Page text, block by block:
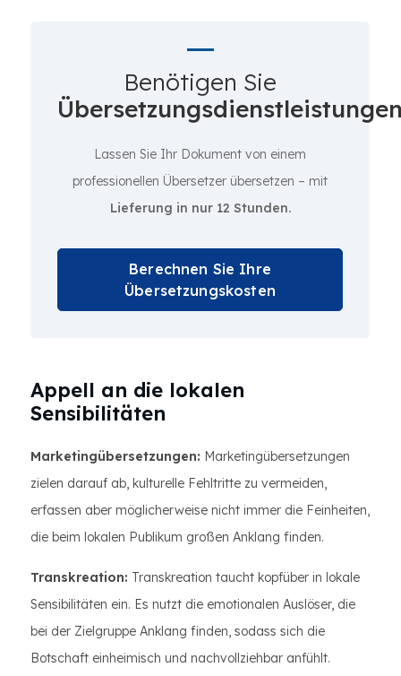
Benötigen Sie
Lassen Sie Ihr Dokument von einem
professionellen Übersetzer übersetzen – mit
Lieferung in nur 12 Stunden.
Berechnen Sie Ihre
Übersetzungskosten
Appell an die lokalen
Sensibilitäten
Marketingübersetzungen: Marketingübersetzungen
zielen darauf ab, kulturelle Fehltritte zu vermeiden,
erfassen aber möglicherweise nicht immer die Feinheiten,
die beim lokalen Publikum großen Anklang finden.
Transkreation: Transkreation taucht kopfüber in lokale
Sensibilitäten ein. Es nutzt die emotionalen Auslöser, die
bei der Zielgruppe Anklang finden, sodass sich die
Botschaft einheimisch und nachvollziehbar anfühlt.